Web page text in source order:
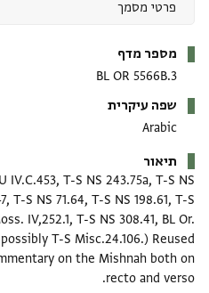
מספר מדף
BL OR 5566B.3
שפה עיקרית
Arabic
תיאור
T-S NS 243.75a, T-S NS
T-S NS 71.64, T-S NS 198.61, T-S
IV,252.1, T-S NS 308.41, BL Or.
T-S Misc.24.106.) Reused
on the Mishnah both on
recto and verso.